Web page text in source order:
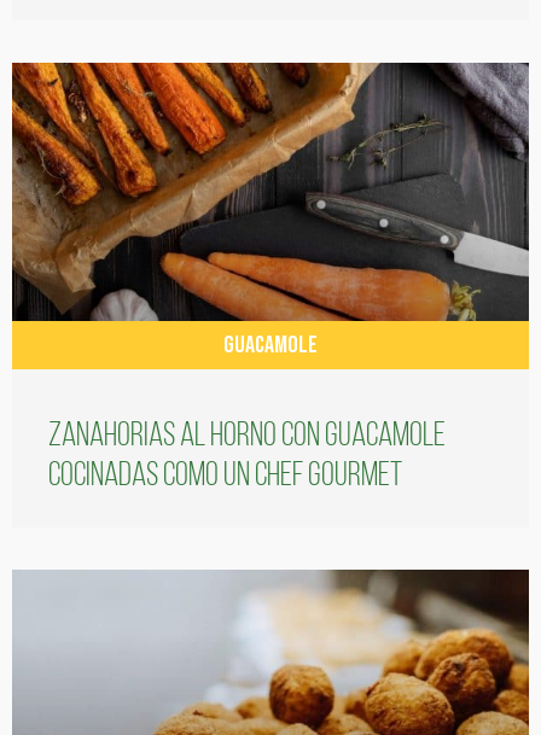
GUACAMOLE
Zanahorias al horno con guacamole
cocinadas como un chef gourmet